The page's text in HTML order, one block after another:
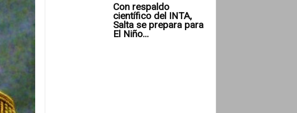
Con respaldo
científico del INTA,
Salta se prepara para
El Niño...